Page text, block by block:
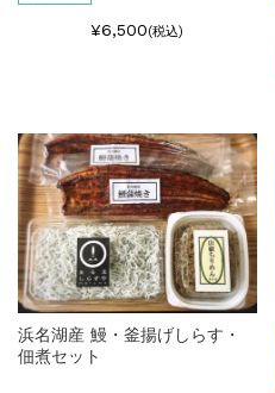
¥6,500(税込)
浜名湖産 鰻・釜揚げしらす・
佃煮セット